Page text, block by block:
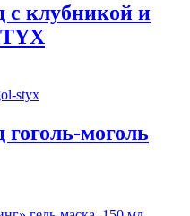
с клубникой и
моголь